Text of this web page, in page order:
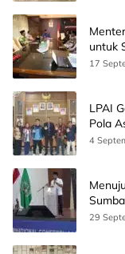
untuk
17
LPAI
Pola
Ini
4
Unand
29